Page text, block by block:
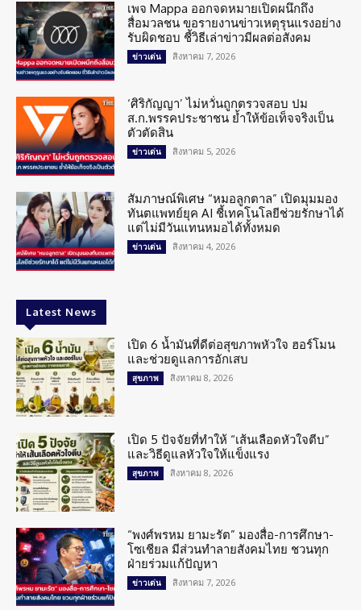
เพจ Mappa ออกจดหมายเปิดผนึกถึง
สื่อมวลชน ขอรายงานข่าวเหตุรุนแรงอย่าง
รับผิดชอบ ชี้วิธีเล่าข่าวมีผลต่อสังคม
ข่าวเด่น สิงหาคม 7, 2026
‘ศิริกัญญา’ ไม่หวั่นถูกตรวจสอบ ปม
ส.ก.พรรคประชาชน ย้ำให้ข้อเท็จจริงเป็น
ตัวตัดสิน
ข่าวเด่น สิงหาคม 5, 2026
สัมภาษณ์พิเศษ “หมอลูกตาล” เปิดมุมมอง
ทันตแพทย์ยุค AI ชี้เทคโนโลยีช่วยรักษาได้
แต่ไม่มีวันแทนหมอได้ทั้งหมด
ข่าวเด่น สิงหาคม 4, 2026
Latest News
เปิด 6 น้ำมันที่ดีต่อสุขภาพหัวใจ ฮอร์โมน
และช่วยดูแลการอักเสบ
สุขภาพ สิงหาคม 8, 2026
เปิด 5 ปัจจัยที่ทำให้ “เส้นเลือดหัวใจตีบ”
และวิธีดูแลหัวใจให้แข็งแรง
สุขภาพ สิงหาคม 8, 2026
“พงศ์พรหม ยามะรัต” มองสื่อ-การศึกษา-
โซเชียล มีส่วนทำลายสังคมไทย ชวนทุก
ฝ่ายร่วมแก้ปัญหา
ข่าวเด่น สิงหาคม 7, 2026